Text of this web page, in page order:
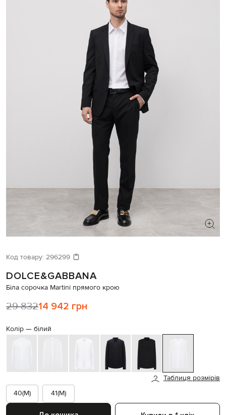
Давайте підберемо щось ще
Схожі товари
Код товару: 296299
DOLCE&GABBANA
Біла сорочка Martini прямого крою
29 83214 942 грн
Колір — білий
Таблиця розмірів
40(M)
41(M)